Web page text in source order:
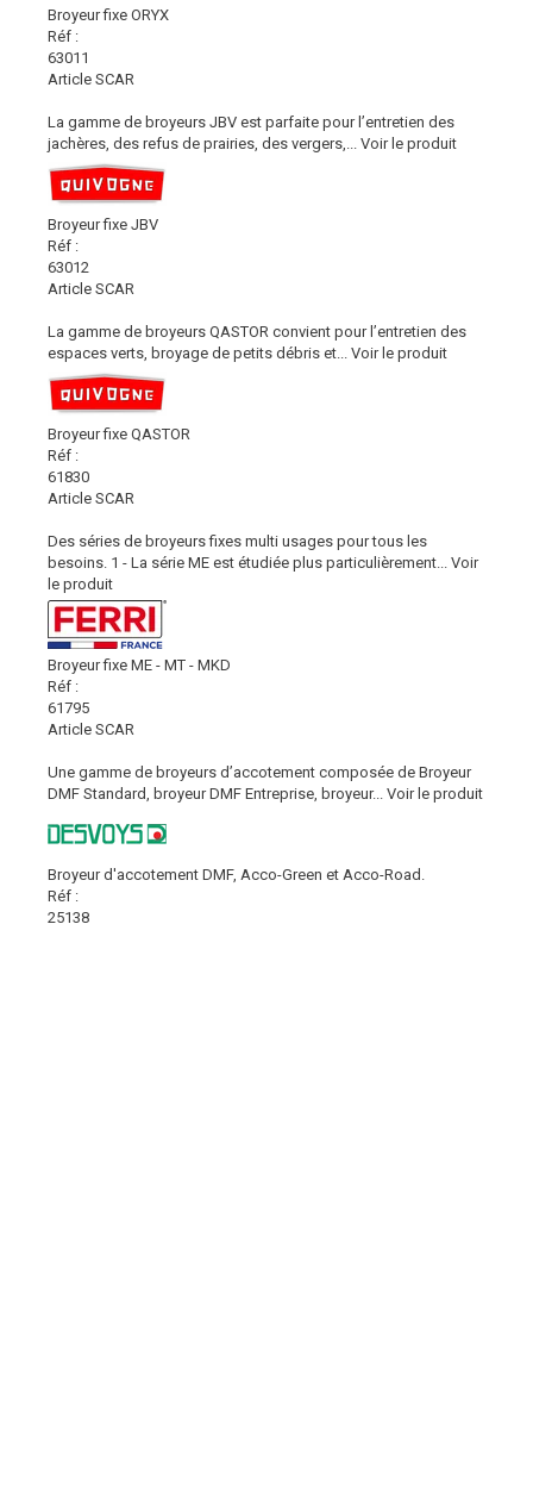
Broyeur fixe ORYX
Réf :
63011
Article SCAR
La gamme de broyeurs JBV est parfaite pour l’entretien des
jachères, des refus de prairies, des vergers,...
Voir le produit
Broyeur fixe JBV
Réf :
63012
Article SCAR
La gamme de broyeurs QASTOR convient pour l’entretien des
espaces verts, broyage de petits débris et...
Voir le produit
Broyeur fixe QASTOR
Réf :
61830
Article SCAR
Des séries de broyeurs fixes multi usages pour tous les
besoins. 1 - La série ME est étudiée plus particulièrement...
Voir
le produit
Broyeur fixe ME - MT - MKD
Réf :
61795
Article SCAR
Une gamme de broyeurs d’accotement composée de Broyeur
DMF Standard, broyeur DMF Entreprise, broyeur...
Voir le produit
Broyeur d'accotement DMF, Acco-Green et Acco-Road.
Réf :
25138